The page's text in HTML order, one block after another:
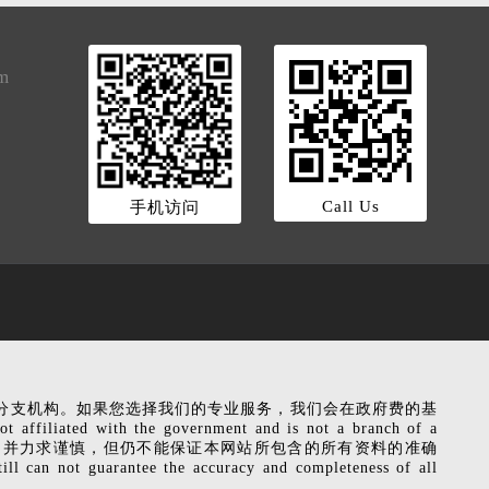
手机访问 Call Us
机构。如果您选择我们的专业服务，我们会在政府费的基
affiliated with the government and is not a branch of a
力求谨慎，但仍不能保证本网站所包含的所有资料的准确
not guarantee the accuracy and completeness of all